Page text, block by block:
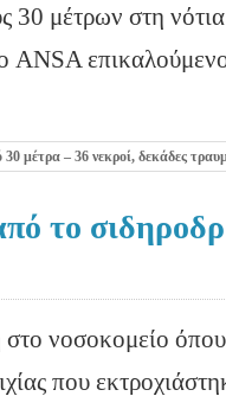
μέτρων στη
ANSA
μέτρα – 36 νεκροί, δεκάδες
το
νοσοκομείο
που